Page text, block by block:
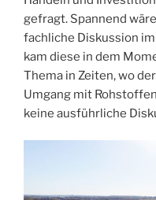
gefragt. Spannend
fachliche Diskussion
kam diese in dem
Thema in Zeiten, wo
Umgang mit
keine ausführliche